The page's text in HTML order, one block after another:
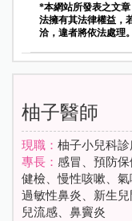
*本網站所發表之文
法擁有其法律權益，
洽，違者將依法處理
柚子醫師
現職： 柚子小兒科
專長： 感冒、預防
健檢、慢性咳嗽、氣
過敏性鼻炎、新生
兒流感、鼻竇炎